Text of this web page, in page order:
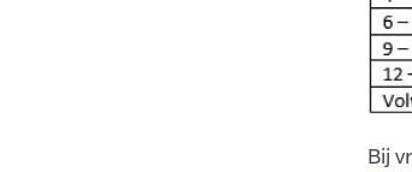
Bij